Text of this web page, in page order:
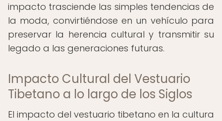
impacto trasciende las simples tendencias de
la moda, convirtiéndose en un vehículo para
preservar la herencia cultural y transmitir su
legado a las generaciones futuras.
Impacto Cultural del Vestuario
Tibetano a lo largo de los Siglos
El impacto del vestuario tibetano en la cultura